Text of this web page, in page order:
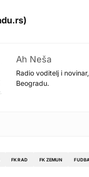
Ah Neša
Radio voditelj i
Beogradu.
FK RAD FK ZEMUN